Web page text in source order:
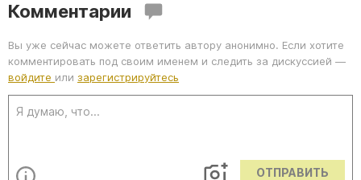
Комментарии
Вы уже сейчас можете ответить автору анонимно. Если хотите
комментировать под своим именем и следить за дискуссией —
войдите или зарегистрируйтесь
ОТПРАВИТЬ